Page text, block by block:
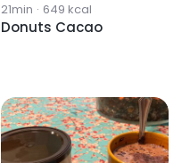
21min · 649 kcal
Donuts Cacao